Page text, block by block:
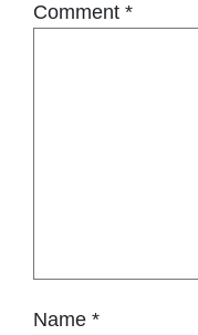
Comment *
Name *